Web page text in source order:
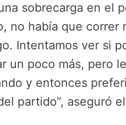
sobrecarga en el
no había que correr
Intentamos ver si
un poco más, pero
y entonces
partido”, aseguró el